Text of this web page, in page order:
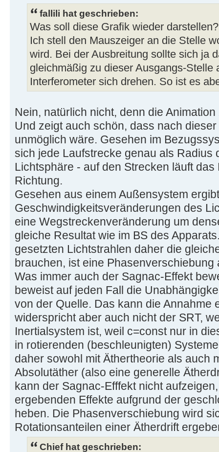
fallili hat geschrieben:
Was soll diese Grafik wieder darstellen?
Ich stell den Mauszeiger an die Stelle
wird. Bei der Ausbreitung sollte sich ja
gleichmäßig zu dieser Ausgangs-Stelle
Interferometer sich drehen. So ist es
Nein, natürlich nicht, denn die
Und zeigt auch schön, dass nach
unmöglich wäre. Gesehen im
sich jede Laufstrecke genau als Radius
Lichtsphäre - auf den Strecken läuft
Richtung.
Gesehen aus einem Außensystem
Geschwindigkeitsveränderungen des
eine Wegstreckenveränderung um
gleiche Resultat wie im BS des
gesetzten Lichtstrahlen daher die
brauchen, ist eine Phasenverschiebung
Was immer auch der Sagnac-Effekt
beweist auf jeden Fall die
von der Quelle. Das kann die Annahme
widerspricht aber auch nicht der SRT,
Inertialsystem ist, weil c=const nur in
in rotierenden (beschleunigten)
daher sowohl mit Äthertheorie als auch
Absolutäther (also eine generelle
kann der Sagnac-Efffekt nicht
ergebenden Effekte aufgrund der
heben. Die Phasenverschiebung wird
Rotationsanteilen einer Ätherdrift
Chief hat geschrieben: